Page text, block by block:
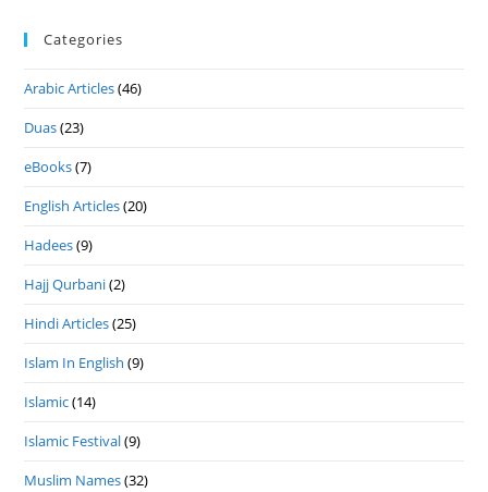
Categories
Arabic Articles(46)
Duas(23)
eBooks(7)
English Articles(20)
Hadees(9)
Hajj Qurbani(2)
Hindi Articles(25)
Islam In English (9)
Islamic(14)
Islamic Festival(9)
Muslim Names(32)